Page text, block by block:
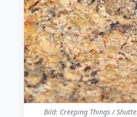
Bild: Creeping Things /